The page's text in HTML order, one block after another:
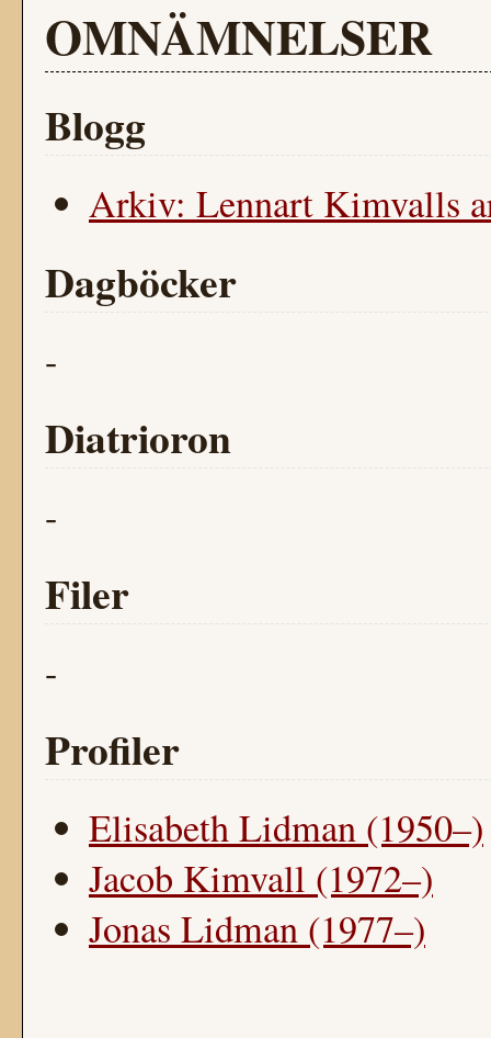
OMNÄMNELSER
Blogg
Arkiv: Lennart Kimvalls
Dagböcker
-
Diatrioron
-
Filer
-
Profiler
Elisabeth Lidman (1950–)
Jacob Kimvall (1972–)
Jonas Lidman (1977–)